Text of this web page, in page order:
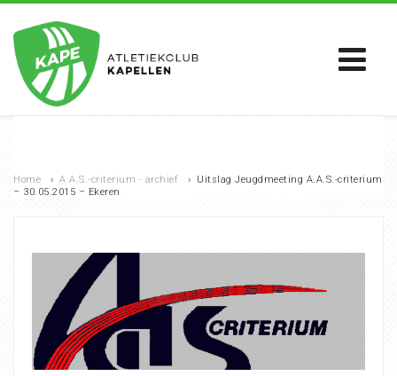
Home › A.A.S.-criterium - archief › Uitslag Jeugdmeeting A.A.S.-criterium
– 30.05.2015 – Ekeren